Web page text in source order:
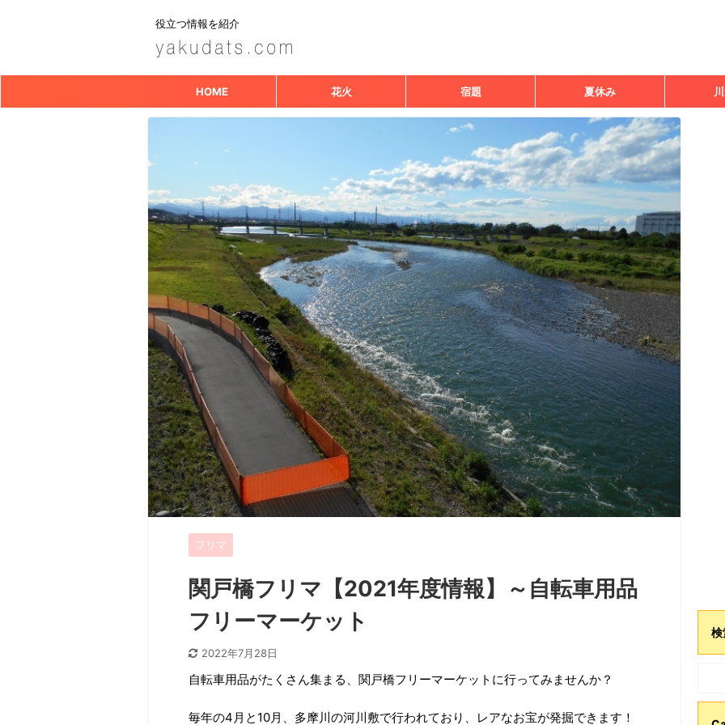
役立つ情報を紹介
HOME 花火 宿題 夏休み
フリマ
関戸橋フリマ【2021年度情報】～自転車用品
フリーマーケット
2022年7月28日
自転車用品がたくさん集まる、関戸橋フリーマーケットに行ってみませんか？
毎年の4月と10月、多摩川の河川敷で行われており、レアなお宝が発掘できます！
検